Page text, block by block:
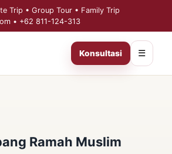
Trip • Group Tour • Family Trip
• +62 811-124-313
Konsultasi ☰
Ramah Muslim